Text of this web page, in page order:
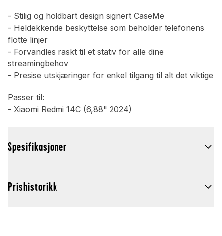
- Stilig og holdbart design signert CaseMe
- Heldekkende beskyttelse som beholder telefonens
flotte linjer
- Forvandles raskt til et stativ for alle dine
streamingbehov
- Presise utskjæringer for enkel tilgang til alt det viktige
Passer til:
- Xiaomi Redmi 14C (6,88" 2024)
Spesifikasjoner
Prishistorikk